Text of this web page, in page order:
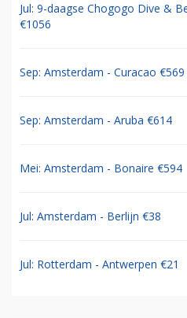
Jul: 9-daagse Chogogo Dive &
€1056
Sep: Amsterdam - Curacao €569
Sep: Amsterdam - Aruba €614
Mei: Amsterdam - Bonaire €594
Jul: Amsterdam - Berlijn €38
Jul: Rotterdam - Antwerpen €21